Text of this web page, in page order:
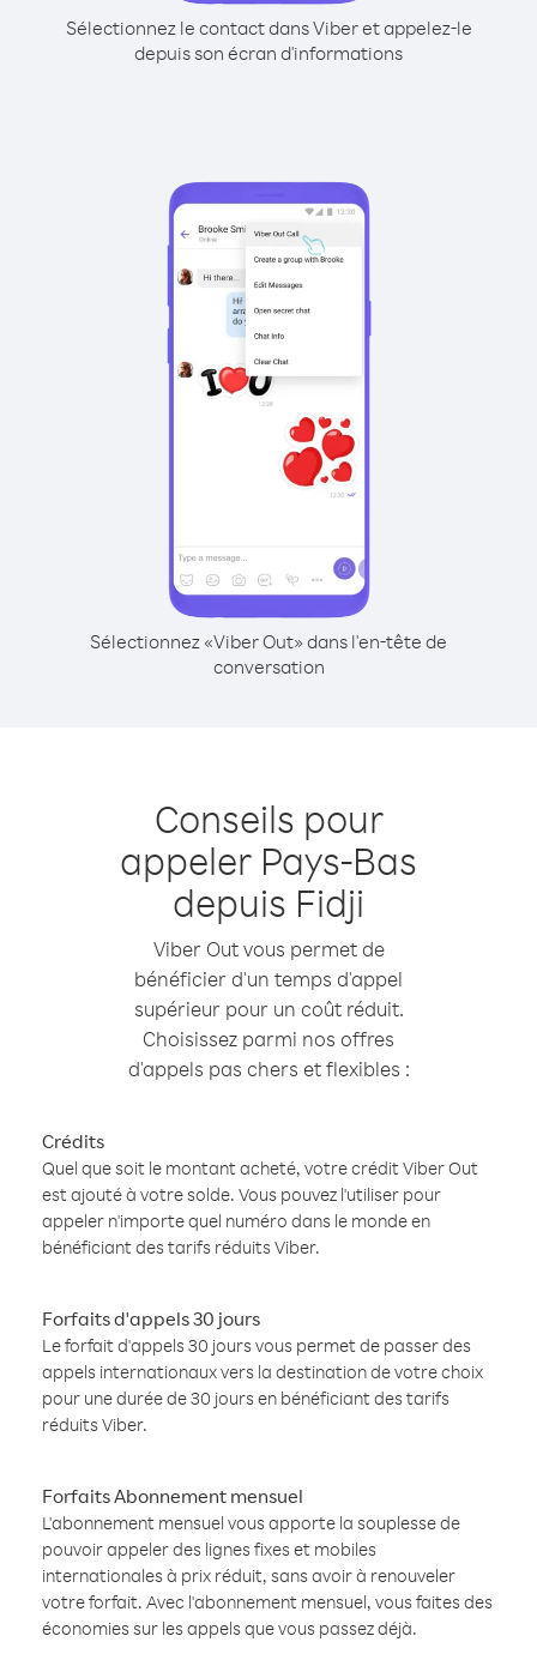
Sélectionnez le contact dans Viber et appelez-le
depuis son écran d'informations
Sélectionnez «Viber Out» dans l'en-tête de
conversation
Conseils pour
appeler Pays-Bas
depuis Fidji
Viber Out vous permet de
bénéficier d'un temps d'appel
supérieur pour un coût réduit.
Choisissez parmi nos offres
d'appels pas chers et flexibles :
Crédits
Quel que soit le montant acheté, votre crédit Viber Out
est ajouté à votre solde. Vous pouvez l'utiliser pour
appeler n'importe quel numéro dans le monde en
bénéficiant des tarifs réduits Viber.
Forfaits d'appels 30 jours
Le forfait d'appels 30 jours vous permet de passer des
appels internationaux vers la destination de votre choix
pour une durée de 30 jours en bénéficiant des tarifs
réduits Viber.
Forfaits Abonnement mensuel
L'abonnement mensuel vous apporte la souplesse de
pouvoir appeler des lignes fixes et mobiles
internationales à prix réduit, sans avoir à renouveler
votre forfait. Avec l'abonnement mensuel, vous faites des
économies sur les appels que vous passez déjà.